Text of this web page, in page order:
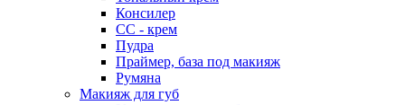
Консилер
СС - крем
Пудра
Праймер, база под макияж
Румяна
Макияж для губ